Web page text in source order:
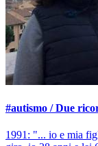
#autismo / Due
1991: "... io e mia